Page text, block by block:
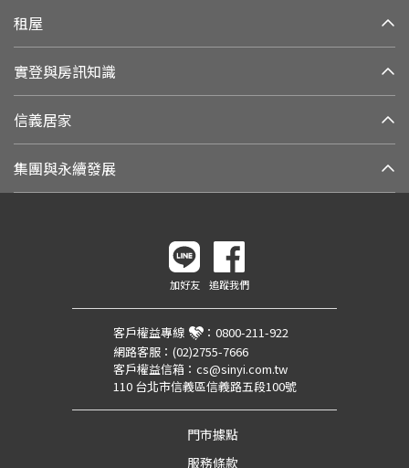
租屋
實登與房訊知識
信義居家
集團與永續發展
加好友 追蹤我們
客戶權益專線 ： 0800-211-922
網路客服： (02)2755-7666
客戶權益信箱： cs@sinyi.com.tw
110 台北市信義區信義路五段100號
門市據點
服務條款